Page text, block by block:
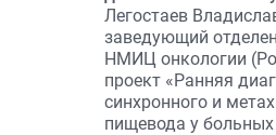
Легостаев
заведующий
НМИЦ онкологии
проект «Ранняя
синхронного и
пищевода у